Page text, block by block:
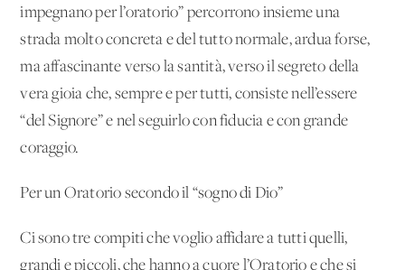
impegnano per l’oratorio” percorrono insieme una
strada molto concreta e del tutto normale, ardua forse,
ma affascinante verso la santità, verso il segreto della
vera gioia che, sempre e per tutti, consiste nell’essere
“del Signore” e nel seguirlo con fiducia e con grande
coraggio.
Per un Oratorio secondo il “sogno di Dio”
Ci sono tre compiti che voglio affidare a tutti quelli,
grandi e piccoli, che hanno a cuore l’Oratorio e che si